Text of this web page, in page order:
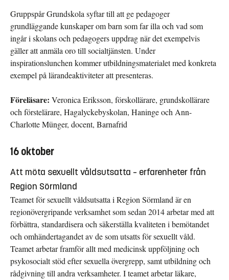
Gruppspår Grundskola syftar till att ge pedagoger
grundläggande kunskaper om barn som far illa och vad som
ingår i skolans och pedagogers uppdrag när det exempelvis
gäller att anmäla oro till socialtjänsten. Under
inspirationslunchen kommer utbildningsmaterialet med konkreta
exempel på lärandeaktiviteter att presenteras.
Föreläsare: Veronica Eriksson, förskollärare, grundskollärare
och förstelärare, Hagalyckebyskolan, Haninge och Ann-
Charlotte Münger, docent, Barnafrid
16 oktober
Att möta sexuellt våldsutsatta – erfarenheter från
Region Sörmland
Teamet för sexuellt våldsutsatta i Region Sörmland är en
regionövergripande verksamhet som sedan 2014 arbetar med att
förbättra, standardisera och säkerställa kvaliteten i bemötandet
och omhändertagandet av de som utsatts för sexuellt våld.
Teamet arbetar framför allt med medicinsk uppföljning och
psykosocialt stöd efter sexuella övergrepp, samt utbildning och
rådgivning till andra verksamheter. I teamet arbetar läkare,